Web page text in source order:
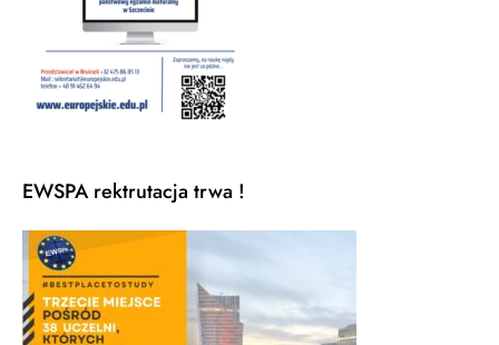
EWSPA rektrutacja trwa !